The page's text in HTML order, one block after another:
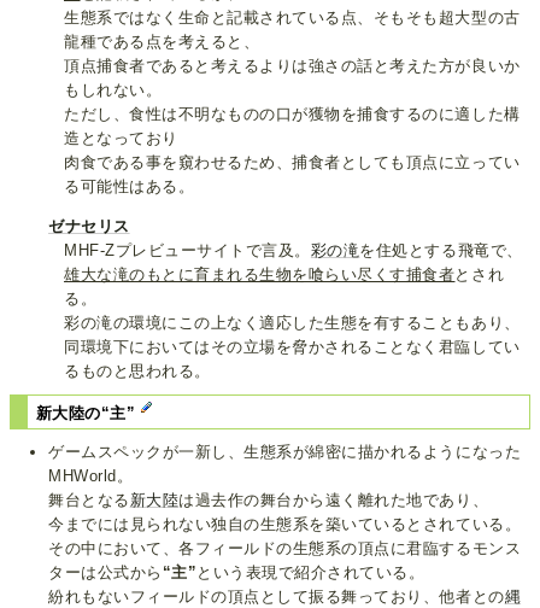
生態系ではなく生命と記載されている点、そもそも超大型の古
龍種である点を考えると、
頂点捕食者であると考えるよりは強さの話と考えた方が良いか
もしれない。
ただし、食性は不明なものの口が獲物を捕食するのに適した構
造となっており
肉食である事を窺わせるため、捕食者としても頂点に立ってい
る可能性はある。
ゼナセリス
MHF-Zプレビューサイトで言及。 彩の滝を住処とする飛竜で、
雄大な滝のもとに育まれる生物を喰らい尽くす捕食者とされ
る。
彩の滝の環境にこの上なく適応した生態を有することもあり、
同環境下においてはその立場を脅かされることなく君臨してい
るものと思われる。
新大陸の“主”
ゲームスペックが一新し、生態系が綿密に描かれるようになった
MHWorld。
舞台となる 新大陸は過去作の舞台から遠く離れた地であり、
今までには見られない独自の生態系を築いているとされている。
その中において、各フィールドの生態系の頂点に君臨するモンス
ターは公式から “主” という表現で紹介されている。
紛れもないフィールドの頂点として振る舞っており、他者との縄